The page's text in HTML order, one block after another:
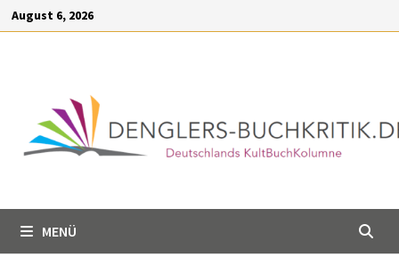
springen
August 6, 2026
MENÜ